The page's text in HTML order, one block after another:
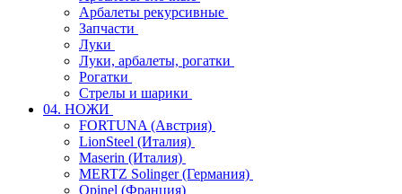
Арбалеты рекурсивные
Запчасти
Луки
Луки, арбалеты, рогатки
Рогатки
Стрелы и шарики
04. НОЖИ
FORTUNA (Австрия)
LionSteel (Италия)
Maserin (Италия)
MERTZ Solinger (Германия)
Opinel (Франция)